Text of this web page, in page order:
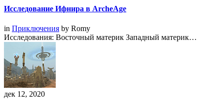
Исследование Ифнира в ArcheAge
in Приключения by Romy
Исследования: Восточный материк Западный материк…
дек 12, 2020